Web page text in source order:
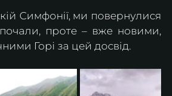
Симфонії, ми повернулися
проте – вже новими,
Горі за цей досвід.